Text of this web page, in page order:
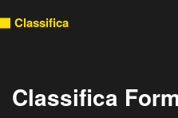
Classifica
Classifica